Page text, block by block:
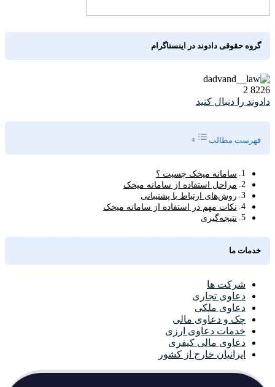
گروه حقوقی دادوند در اینستاگرام
8226
2
دادوند را دنبال کنید
فهرست مطالب
Toggle Table of Content
سامانه میخک چسیت ؟
مراحل استفاده از سامانه میخک
روش‌های ارتباط با پشتیبانی
نکات مهم در استفاده از سامانه میخک
نتیجه‌گیری
خدمات ما
شرکت ها
دعاوی تجاری
دعاوی ملکی
چک و دعاوی مالی
خدمات دعاوی ارزی
دعاوی مالی کیفری
ایرانیان خارج از کشور